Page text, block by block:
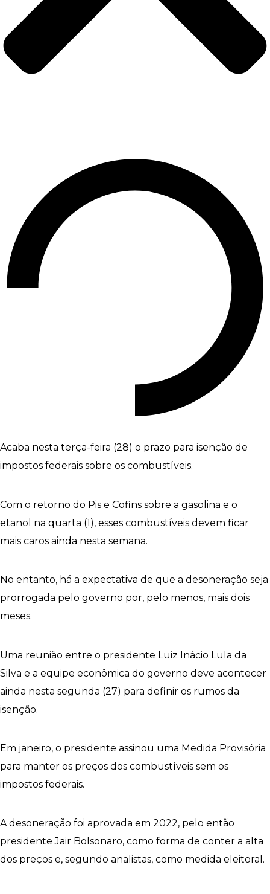
Acaba nesta terça-feira (28) o prazo para isenção de
impostos federais sobre os combustíveis.
Com o retorno do Pis e Cofins sobre a gasolina e o
etanol na quarta (1), esses combustíveis devem ficar
mais caros ainda nesta semana.
No entanto, há a expectativa de que a desoneração seja
prorrogada pelo governo por, pelo menos, mais dois
meses.
Uma reunião entre o presidente Luiz Inácio Lula da
Silva e a equipe econômica do governo deve acontecer
ainda nesta segunda (27) para definir os rumos da
isenção.
Em janeiro, o presidente assinou uma Medida Provisória
para manter os preços dos combustíveis sem os
impostos federais.
A desoneração foi aprovada em 2022, pelo então
presidente Jair Bolsonaro, como forma de conter a alta
dos preços e, segundo analistas, como medida eleitoral.